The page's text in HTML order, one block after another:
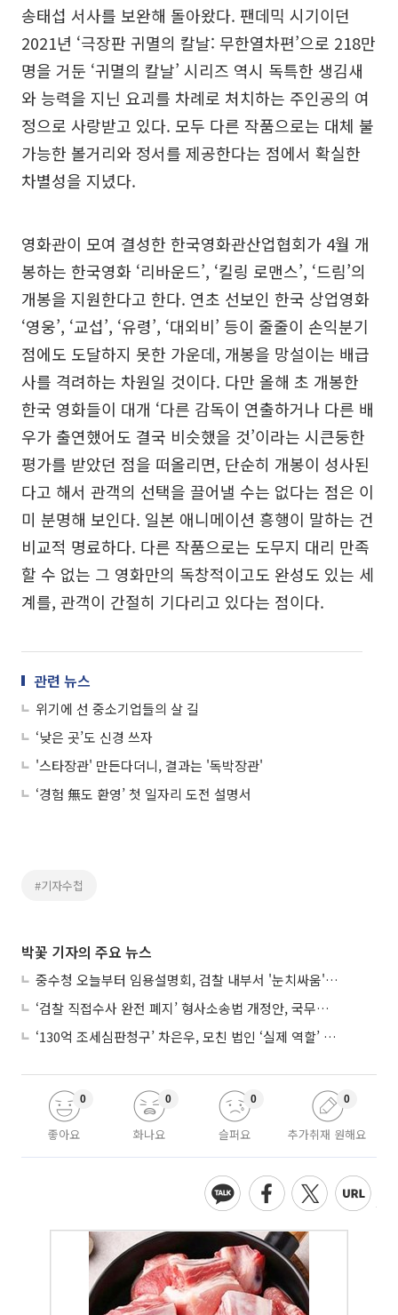
송태섭 서사를 보완해 돌아왔다. 팬데믹 시기이던
2021년 ‘극장판 귀멸의 칼날: 무한열차편’으로 218만
명을 거둔 ‘귀멸의 칼날’ 시리즈 역시 독특한 생김새
와 능력을 지닌 요괴를 차례로 처치하는 주인공의 여
정으로 사랑받고 있다. 모두 다른 작품으로는 대체 불
가능한 볼거리와 정서를 제공한다는 점에서 확실한
차별성을 지녔다.
영화관이 모여 결성한 한국영화관산업협회가 4월 개
봉하는 한국영화 ‘리바운드’, ‘킬링 로맨스’, ‘드림’의
개봉을 지원한다고 한다. 연초 선보인 한국 상업영화
‘영웅’, ‘교섭’, ‘유령’, ‘대외비’ 등이 줄줄이 손익분기
점에도 도달하지 못한 가운데, 개봉을 망설이는 배급
사를 격려하는 차원일 것이다. 다만 올해 초 개봉한
한국 영화들이 대개 ‘다른 감독이 연출하거나 다른 배
우가 출연했어도 결국 비슷했을 것’이라는 시큰둥한
평가를 받았던 점을 떠올리면, 단순히 개봉이 성사된
다고 해서 관객의 선택을 끌어낼 수는 없다는 점은 이
미 분명해 보인다. 일본 애니메이션 흥행이 말하는 건
비교적 명료하다. 다른 작품으로는 도무지 대리 만족
할 수 없는 그 영화만의 독창적이고도 완성도 있는 세
계를, 관객이 간절히 기다리고 있다는 점이다.
관련 뉴스
위기에 선 중소기업들의 살 길
‘낮은 곳’도 신경 쓰자
'스타장관' 만든다더니, 결과는 '독박장관'
‘경험 無도 환영’ 첫 일자리 도전 설명서
#기자수첩
박꽃 기자의 주요 뉴스
중수청 오늘부터 임용설명회, 검찰 내부서 '눈치싸움' 기류변화도
‘검찰 직접수사 완전 폐지’ 형사소송법 개정안, 국무회의 통과
‘130억 조세심판청구’ 차은우, 모친 법인 ‘실제 역할’ 다툴 듯
좋아요
0
화나요
0
슬퍼요
0
추가취재 원해요
0